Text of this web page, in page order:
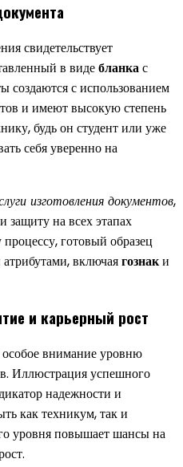
свидетельствует
в видебланкас
с использованием
и имеют высокую степень
будь он студент или уже
себя уверенно на
изготовления документов,
защиту на всех этапах
готовый образец
включаягознаки
и карьерный рост
внимание уровню
Иллюстрация успешного
надежности и
как техникум, так и
уровня повышает шансы на